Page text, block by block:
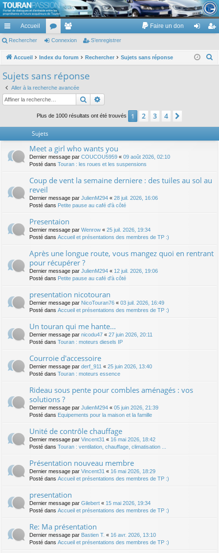
TouranPassion
Le forum des propriétaires ou futurs acquéreurs du Volkswagen Touran
cc
ès
pi
de
Accueil
or
u
s
e
m
Faire un don
ne nr
Rechercher Connexion S’enregistrer
Accueil Index du forum Rechercher Sujets sans réponse
Sujets sans réponse
Aller à la recherche avancée
Rechercher
Plus de 1000 résultats ont été trouvés 1 2 3 4
Sujets
Meet a girl who wants you
Dernier message par COUCOU5959 « 09 août 2026, 02:10
Posté dans Touran : les roues et les suspensions
Coup de vent la semaine derniere : des tuiles au sol au
reveil
Dernier message par JulienM294 « 28 juil. 2026, 16:06
Posté dans Petite pause au café d'à côté
Presentaion
Dernier message par Wenrow « 25 juil. 2026, 19:34
Posté dans Accueil et présentations des membres de TP :)
Après une longue route, vous mangez quoi en rentrant
pour récupérer ?
Dernier message par JulienM294 « 12 juil. 2026, 19:06
Posté dans Petite pause au café d'à côté
presentation nicotouran
Dernier message par NicoTouran76 « 03 juil. 2026, 16:49
Posté dans Accueil et présentations des membres de TP :)
Un touran qui me hante...
Dernier message par nicodu47 « 27 juin 2026, 20:11
Posté dans Touran : moteurs diesels IP
Courroie d'accessoire
Dernier message par derf_911 « 25 juin 2026, 13:40
Posté dans Touran : moteurs essence
Rideau sous pente pour combles aménagés : vos
solutions ?
Dernier message par JulienM294 « 05 juin 2026, 21:39
Posté dans Equipements pour la maison et la famille
Unité de contrôle chauffage
Dernier message par Vincent31 « 16 mai 2026, 18:42
Posté dans Touran : ventilation, chauffage, climatisation ...
Présentation nouveau membre
Dernier message par Vincent31 « 16 mai 2026, 18:29
Posté dans Accueil et présentations des membres de TP :)
presentation
Dernier message par Gilebert « 15 mai 2026, 19:34
Posté dans Accueil et présentations des membres de TP :)
Re: Ma présentation
Dernier message par Bastien T. « 16 avr. 2026, 13:10
Posté dans Accueil et présentations des membres de TP :)